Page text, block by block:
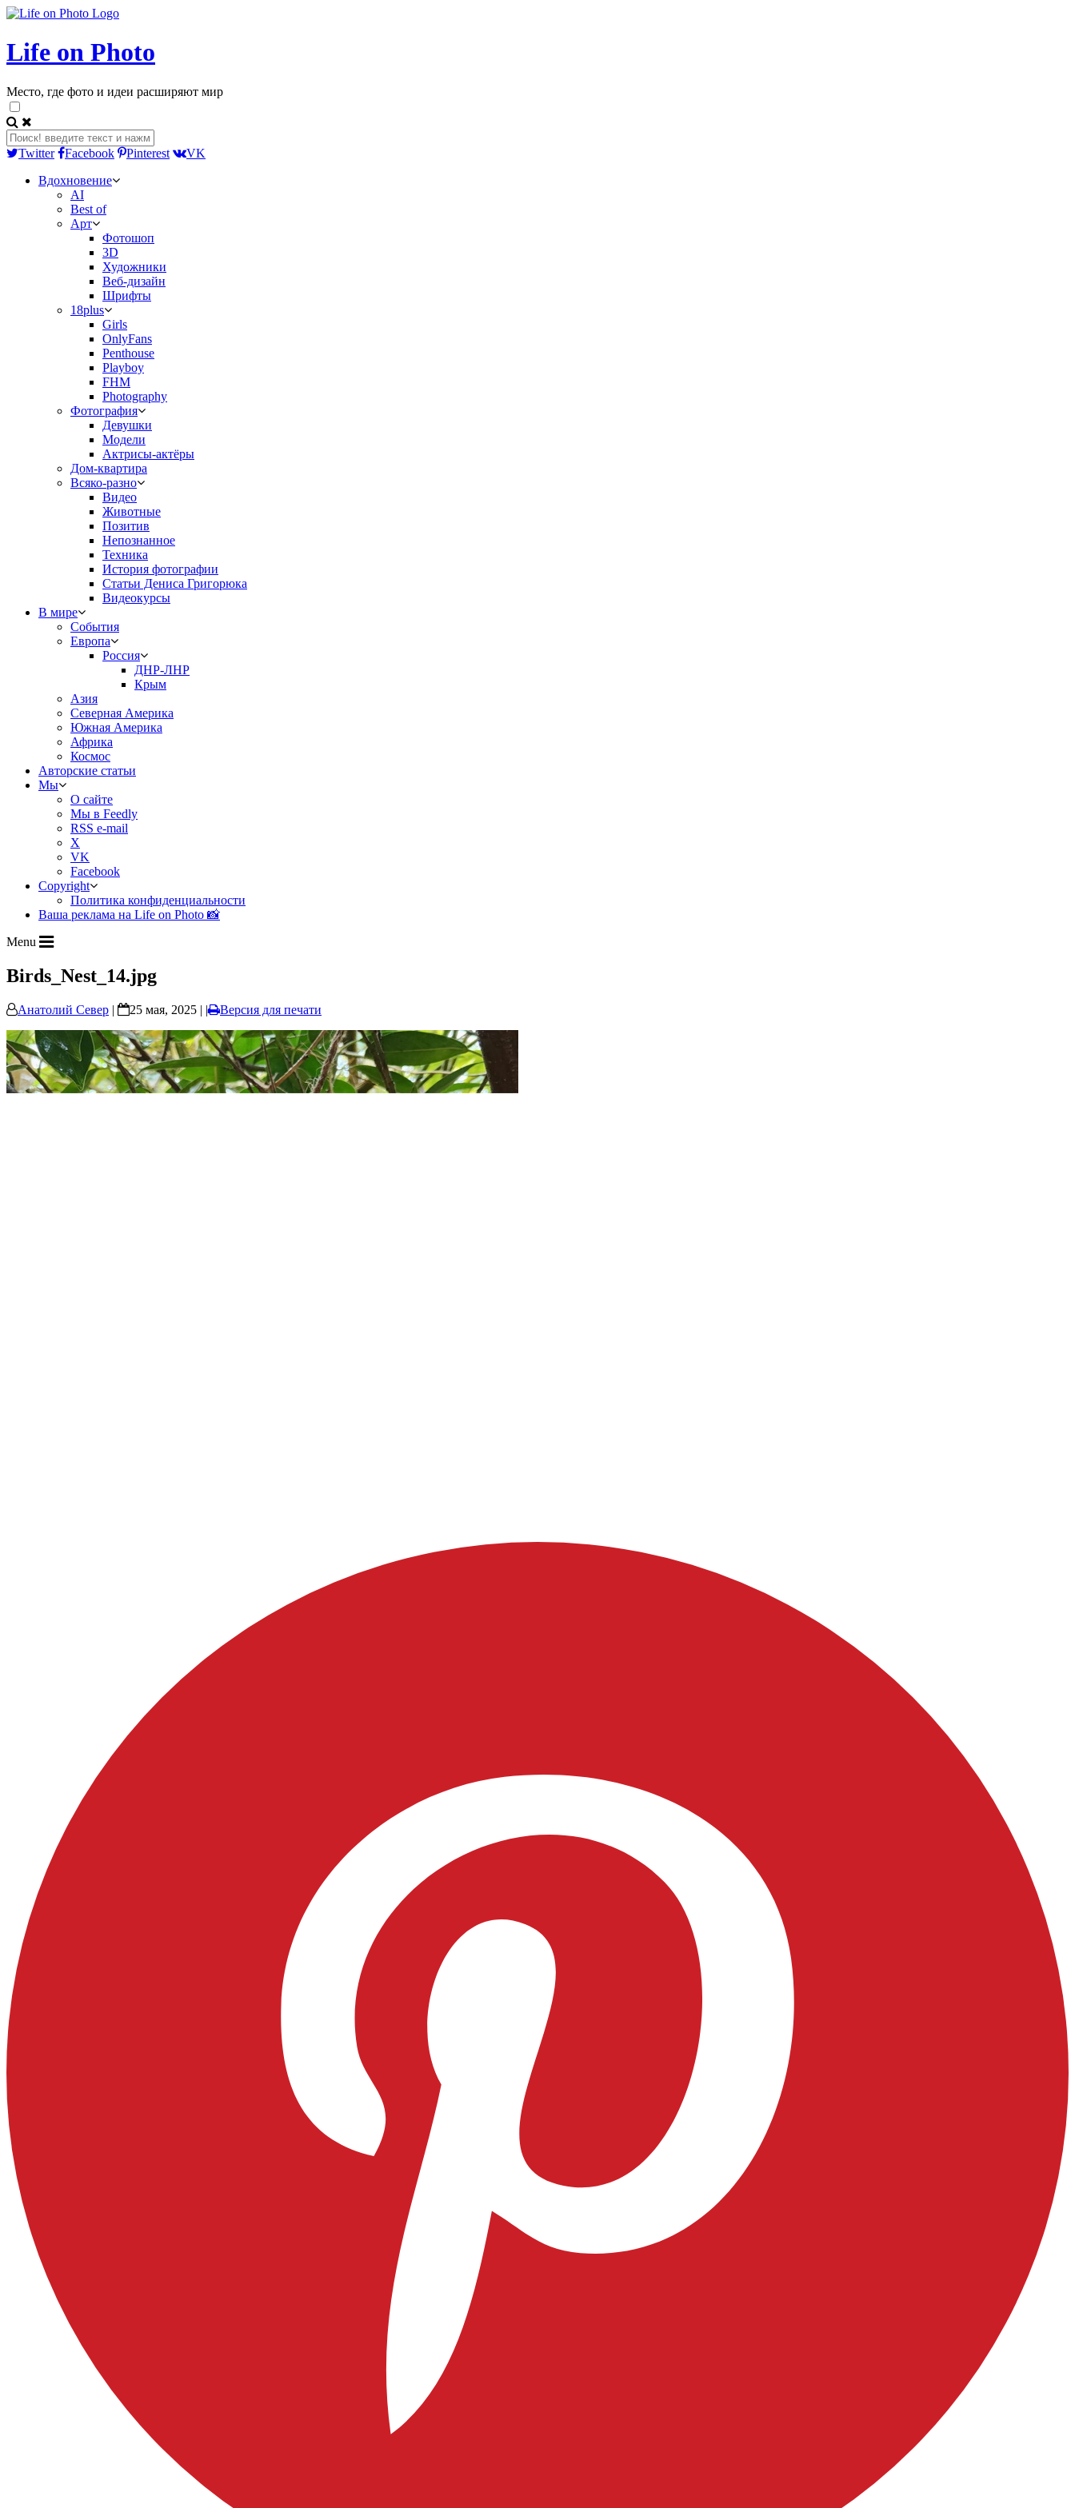
Life on Photo
Место, где фото и идеи расширяют мир
Twitter Facebook Pinterest
VK
Вдохновение
AI
Best of
Арт
Фотошоп
3D
Художники
Веб-дизайн
Шрифты
18plus
Girls
OnlyFans
Penthouse
Playboy
FHM
Photography
Фотография
Девушки
Модели
Актрисы-актёры
Дом-квартира
Всяко-разно
Видео
Животные
Позитив
Непознанное
Техника
История фотографии
Статьи Дениса Григорюка
Видеокурсы
В мире
События
Европа
Россия
ДНР-ЛНР
Крым
Азия
Северная Америка
Южная Америка
Африка
Космос
Авторские статьи
Мы
О сайте
Мы в Feedly
RSS e-mail
X
VK
Facebook
Copyright
Политика конфиденциальности
Ваша реклама на Life on Photo 📸
Menu
Birds_Nest_14.jpg
Анатолий Север | 25 мая, 2025 | | Версия для печати